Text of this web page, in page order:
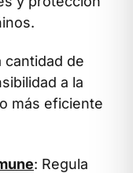
cantidad de
a la
más eficiente
: Regula